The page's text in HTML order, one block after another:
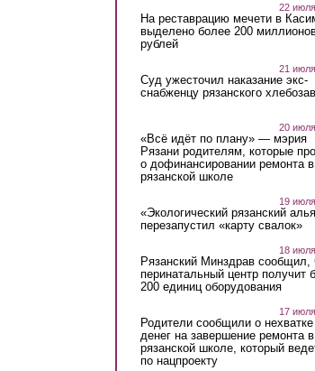
22
На реставрацию мечети в
выделено более 200
рублей
21
Суд ужесточил наказание экс-
снабженцу рязанского
20
«Всё идёт по плану» — мэрия
Рязани родителям, которые
о дофинансировании ремонта в
рязанской школе
19
«Экологический рязанский
перезапустил «карту свалок»
18
Рязанский Минздрав сообщил,
перинатальный центр получит
200 единиц оборудования
17
Родители сообщили о нехватке
денег на завершение ремонта в
рязанской школе, который
по нацпроекту